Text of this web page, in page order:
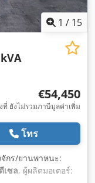
1 / 15
€54,450
ที่ ยังไม่รวมภาษีมูลค่าเพิ่ม
โทร
จักร/ยานพาหนะ:
ดีเซล, ผู้ผลิตมอเตอร์: